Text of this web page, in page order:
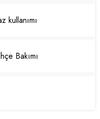
kullanımı
Bakımı